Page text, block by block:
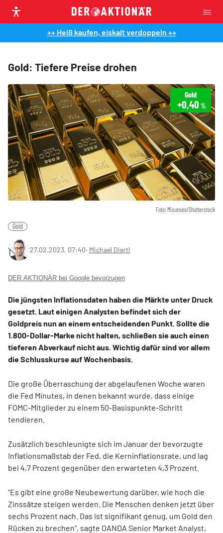
++ Heiß kaufen, eiskalt verdoppeln ++
Gold: Tiefere Preise drohen
Foto: Misunseo/Shutterstock
Gold
+0,40 %
Gold
27.02.2023, 07:40‧ Michael Diertl
DER AKTIONÄR bei Google bevorzugen
Die jüngsten Inflationsdaten haben die Märkte unter Druck
gesetzt. Laut einigen Analysten befindet sich der
Goldpreis nun an einem entscheidenden Punkt. Sollte die
1.800-Dollar-Marke nicht halten, schließen sie auch einen
tieferen Abverkauf nicht aus. Wichtig dafür sind vor allem
die Schlusskurse auf Wochenbasis.
Die große Überraschung der abgelaufenen Woche waren
die Fed Minutes, in denen bekannt wurde, dass einige
FOMC-Mitglieder zu einem 50-Basispunkte-Schritt
tendieren.
Zusätzlich beschleunigte sich im Januar der bevorzugte
Inflationsmaßstab der Fed, die Kerninflationsrate, und lag
bei 4,7 Prozent gegenüber den erwarteten 4,3 Prozent.
"Es gibt eine große Neubewertung darüber, wie hoch die
Zinssätze steigen werden. Die Menschen denken jetzt über
sechs Prozent nach. Das ist signifikant genug, um Gold den
Rücken zu brechen", sagte OANDA Senior Market Analyst,